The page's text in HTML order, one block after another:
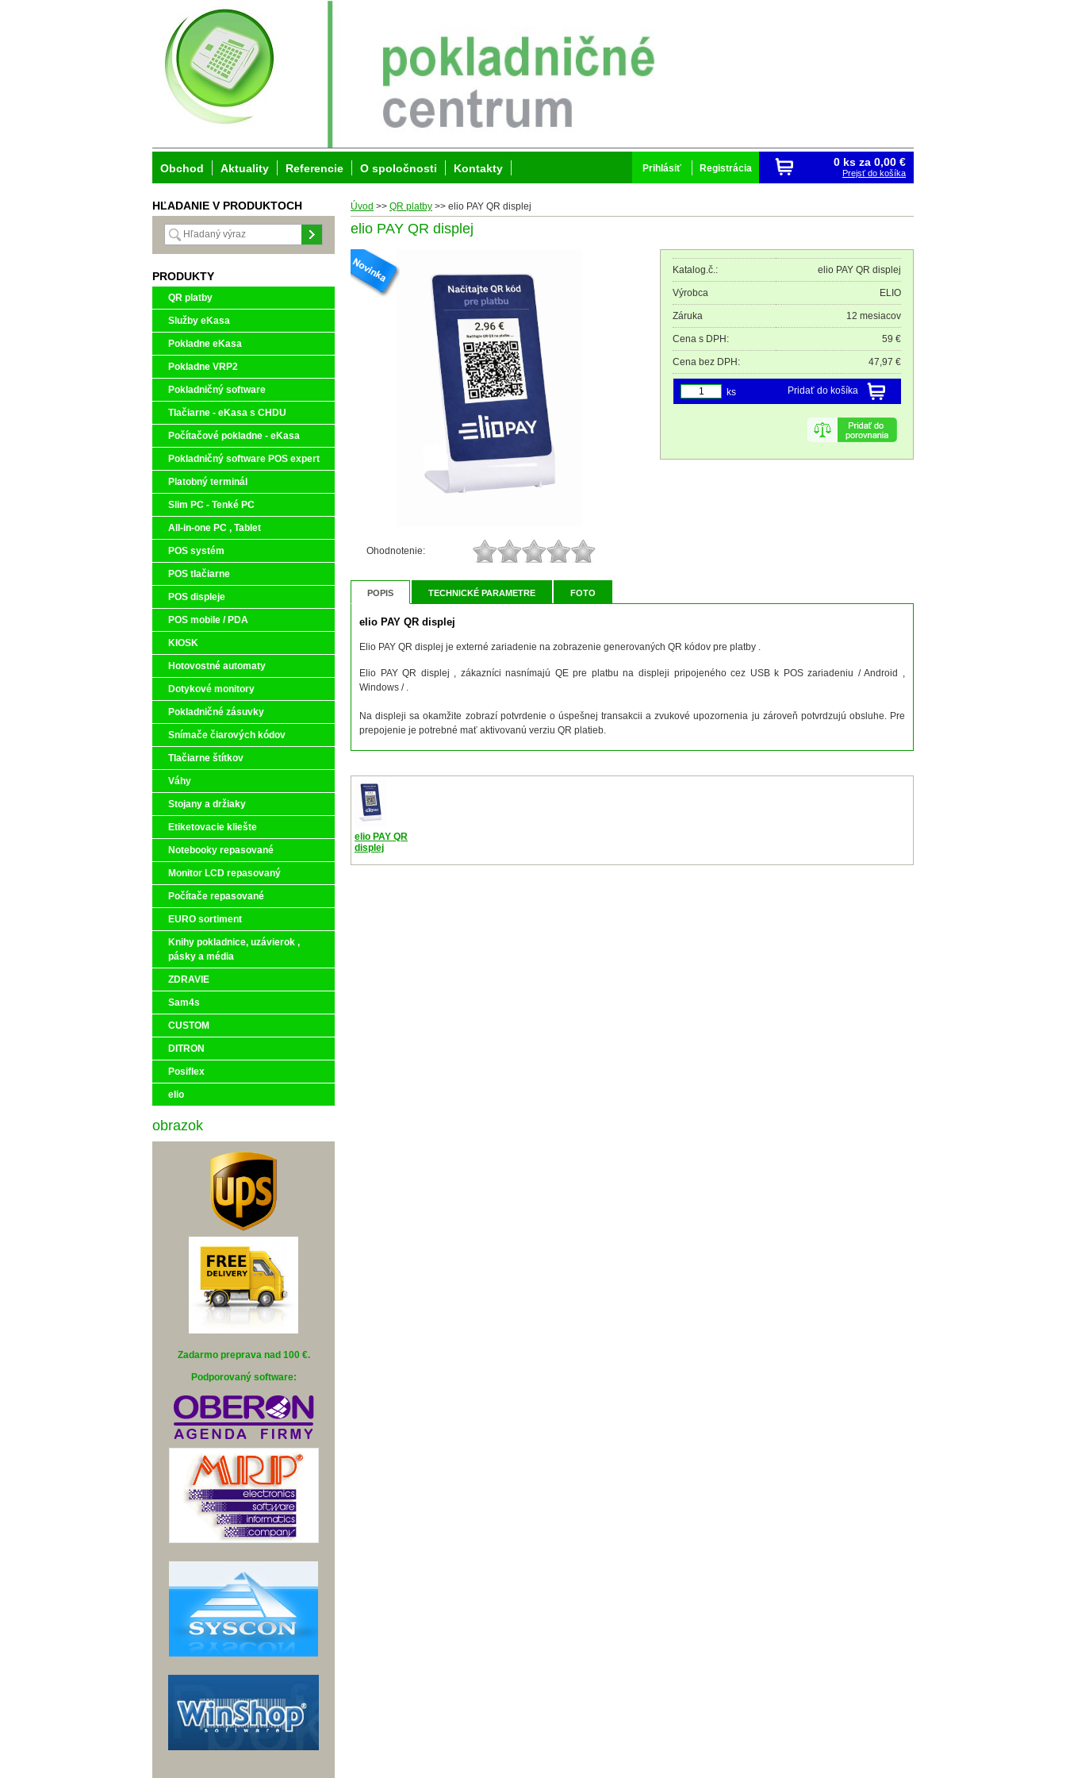
Úvod >> QR platby >> elio PAY QR displej
elio PAY QR displej
Ohodnotenie:
Katalog.č.: elio PAY QR displej
Výrobca ELIO
Záruka 12 mesiacov
Cena s DPH: 59 €
Cena bez DPH: 47,97 €
Pridať do košíka
ks
POPIS TECHNICKÉ PARAMETRE FOTO
elio PAY QR displej
Elio PAY QR displej je externé zariadenie na zobrazenie generovaných QR kódov pre platby .
Elio PAY QR displej , zákazníci nasnímajú QE pre platbu na displeji pripojeného cez USB k POS zariadeniu / Android ,
Windows / .
Na displeji sa okamžite zobrazí potvrdenie o úspešnej transakcii a zvukové upozornenia ju zároveň potvrdzujú obsluhe. Pre
prepojenie je potrebné mať aktivovanú verziu QR platieb.
elio PAY QR
displej
HĽADANIE V PRODUKTOCH
PRODUKTY
QR platby
Služby eKasa
Pokladne eKasa
Pokladne VRP2
Pokladničný software
Tlačiarne - eKasa s CHDU
Počítačové pokladne - eKasa
Pokladničný software POS expert
Platobný terminál
Slim PC - Tenké PC
All-in-one PC , Tablet
POS systém
POS tlačiarne
POS displeje
POS mobile / PDA
KIOSK
Hotovostné automaty
Dotykové monitory
Pokladničné zásuvky
Snímače čiarových kódov
Tlačiarne štítkov
Váhy
Stojany a držiaky
Etiketovacie kliešte
Notebooky repasované
Monitor LCD repasovaný
Počítače repasované
EURO sortiment
Knihy pokladnice, uzávierok ,
pásky a média
ZDRAVIE
Sam4s
CUSTOM
DITRON
Posiflex
elio
obrazok
Zadarmo preprava nad 100 €.
Podporovaný software:
Obchod Aktuality Referencie O spoločnosti Kontakty Prihlásiť Registrácia 0 ks za 0,00 €
Prejsť do košíka